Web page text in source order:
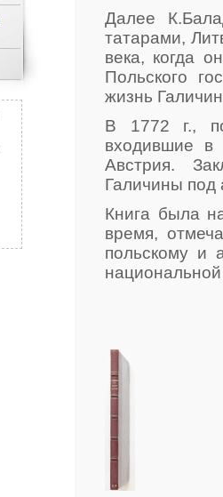
Далее
татарами,
века, когда
Польского
жизнь
В 1772 г.,
входившие в
Австрия.
Галичины под
Книга была
время,
польскому и